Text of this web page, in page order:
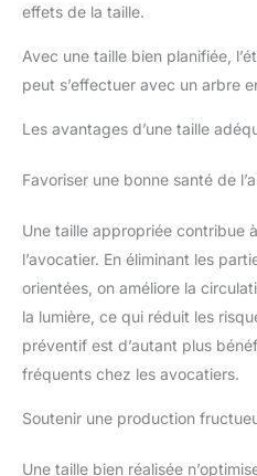
effets de la taille.
Avec une taille bien planifiée,
peut s’effectuer avec un arbre
Les avantages d’une taille
Favoriser une bonne santé de
Une taille appropriée contribue
l’avocatier. En éliminant les
orientées, on améliore la
la lumière, ce qui réduit les
préventif est d’autant plus
fréquents chez les avocatiers.
Soutenir une production
Une taille bien réalisée